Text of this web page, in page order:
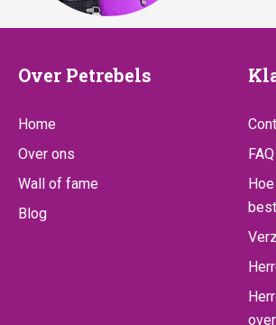
Over
Petrebels
Over Petrebels
Home
Over ons
Wall of fame
Blog
FAQ